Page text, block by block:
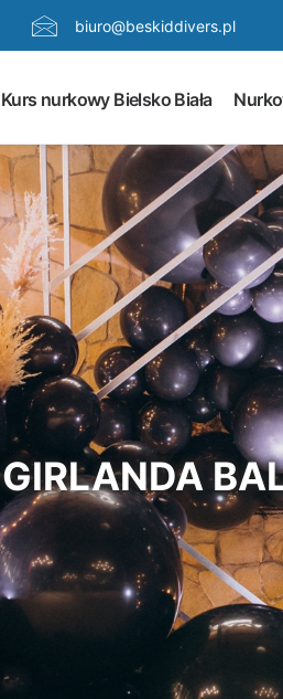
biuro@beskiddivers.pl
Kurs nurkowy Bielsko Biała
GIRLANDA